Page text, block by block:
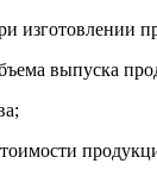
изготовлении
выпуска